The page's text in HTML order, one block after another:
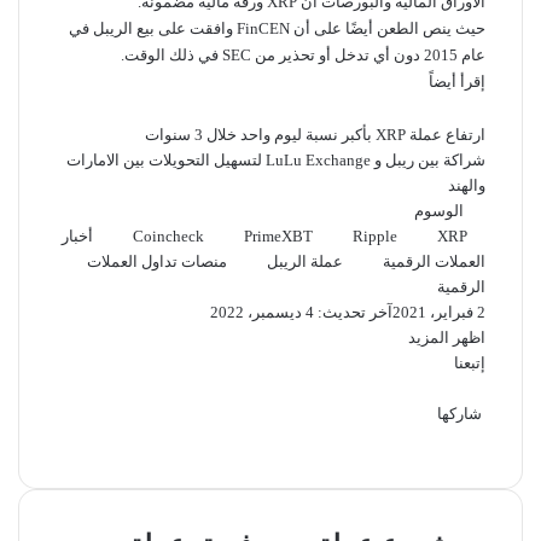
حيث ينص الطعن أيضًا على أن FinCEN وافقت على بيع الريبل في
عام 2015 دون أي تدخل أو تحذير من SEC في ذلك الوقت.
إقرأ أيضاً
ارتفاع عملة XRP بأكبر نسبة ليوم واحد خلال 3 سنوات
شراكة بين ريبل و LuLu Exchange لتسهيل التحويلات بين الامارات
والهند
الوسوم
Coincheck
PrimeXBT Ripple XRP
أخبار
العملات الرقمية
عملة الريبل
منصات تداول العملات
الرقمية
2 فبراير، 2021
آخر تحديث: 4 ديسمبر، 2022
اظهر المزيد
إتبعنا
شاركها